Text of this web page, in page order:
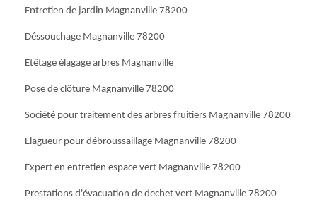
Entretien de jardin Magnanville 78200
Déssouchage Magnanville 78200
Etêtage élagage arbres Magnanville
Pose de clôture Magnanville 78200
Société pour traitement des arbres fruitiers Magnanville 78200
Elagueur pour débroussaillage Magnanville 78200
Expert en entretien espace vert Magnanville 78200
Prestations d'évacuation de dechet vert Magnanville 78200